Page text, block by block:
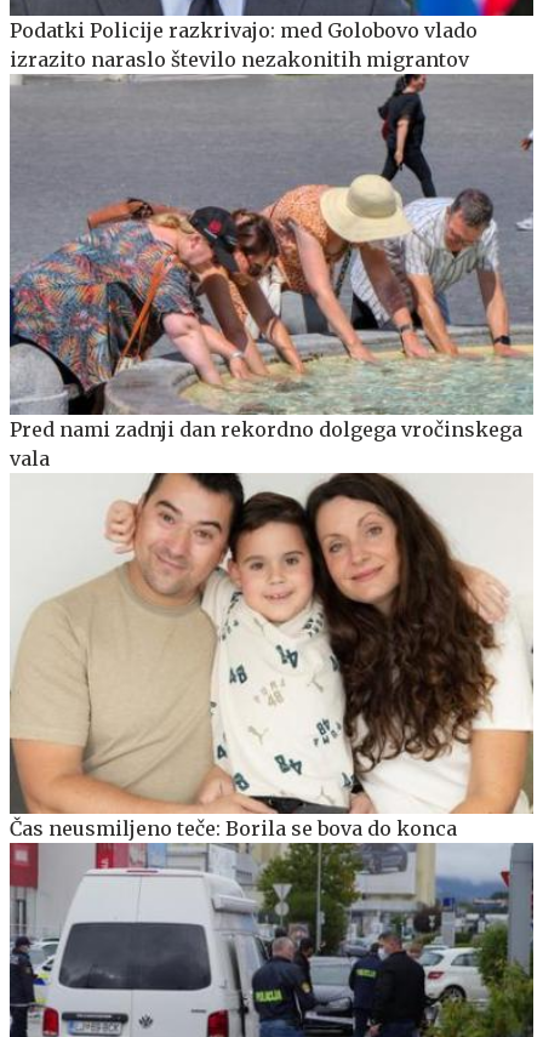
Podatki Policije razkrivajo: med Golobovo vlado
izrazito naraslo število nezakonitih migrantov
Pred nami zadnji dan rekordno dolgega vročinskega
vala
Čas neusmiljeno teče: Borila se bova do konca